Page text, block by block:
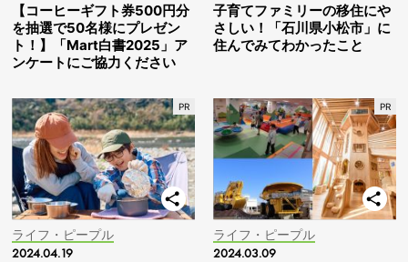
【コーヒーギフト券500円分
を抽選で50名様にプレゼン
ト！】「Mart白書2025」ア
ンケートにご協力ください
子育てファミリーの移住にや
さしい！「石川県小松市」に
住んでみてわかったこと
ライフ・ピープル
2024.04.19
ライフ・ピープル
2024.03.09